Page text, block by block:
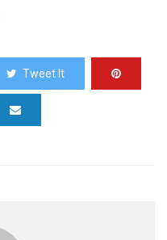
Tweet It